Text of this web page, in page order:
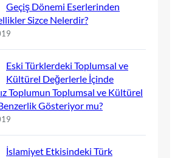
Geçiş Dönemi Eserlerinden
Sizce Nelerdir?
Eski Türklerdeki Toplumsal ve
Kültürel Değerlerle İçinde
Toplumun Toplumsal ve Kültürel
Gösteriyor mu?
İslamiyet Etkisindeki Türk